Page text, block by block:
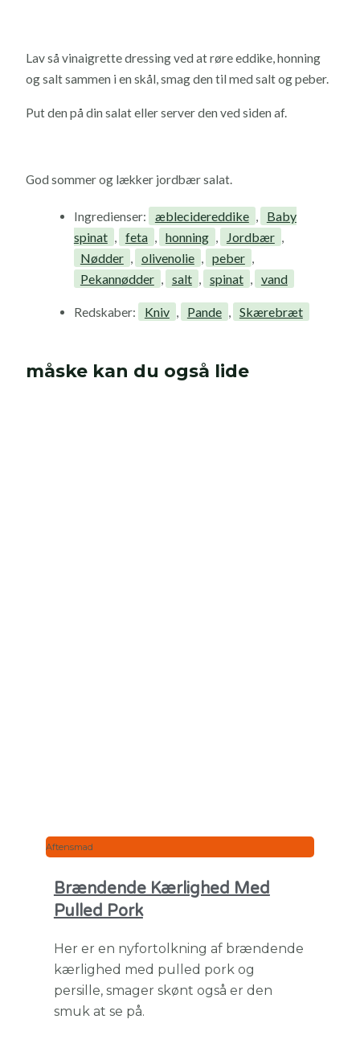
Lav så vinaigrette dressing ved at røre eddike, honning
og salt sammen i en skål, smag den til med salt og peber.
Put den på din salat eller server den ved siden af.
God sommer og lækker jordbær salat.
Ingredienser: æblecidereddike
Baby
spinat
feta honning Jordbær
Nødder olivenolie peber
Pekannødder salt spinat vand
Redskaber: Kniv , Pande , Skærebræt
måske kan du også lide
Aftensmad
Brændende Kærlighed Med
Pulled Pork
Her er en nyfortolkning af brændende
kærlighed med pulled pork og
persille, smager skønt også er den
smuk at se på.